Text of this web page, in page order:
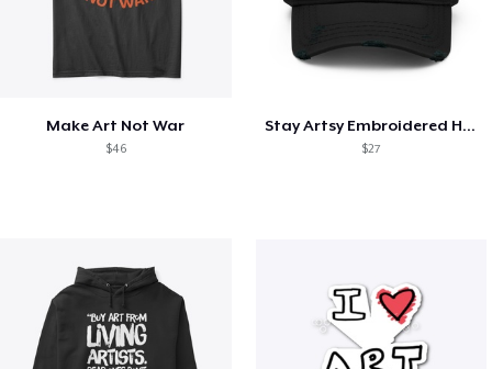
Make Art Not War
$46
Stay Artsy Embroidered Hat
$27